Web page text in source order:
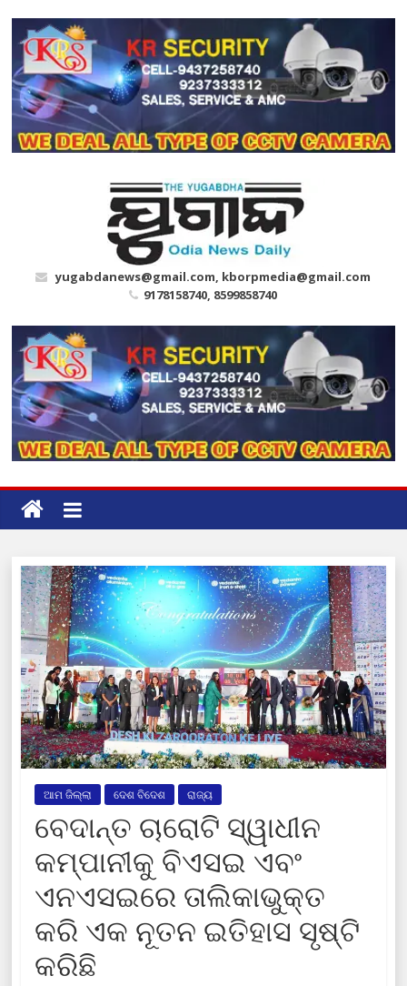
content
yugabdanews@gmail.com, kborpmedia@gmail.com
9178158740, 8599858740
ଆମ ଜିଲ୍ଲା ଦେଶ ବିଦେଶ ରାଜ୍ୟ
ବେଦାନ୍ତ ଚାରୋଟି ସ୍ୱାଧୀନ
କମ୍ପାନୀକୁ ବିଏସଇ ଏବଂ
ଏନଏସଇରେ ତାଲିକାଭୁକ୍ତ
କରି ଏକ ନୂତନ ଇତିହାସ ସୃଷ୍ଟି
କରିଛି